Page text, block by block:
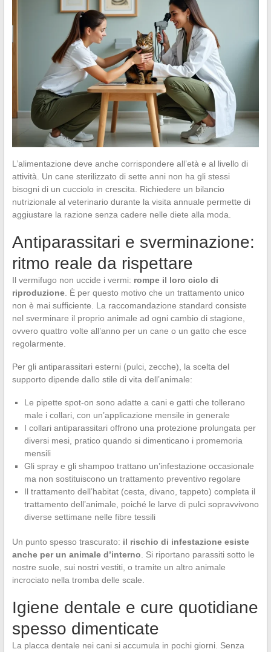
L’alimentazione deve anche corrispondere all’età e al livello di
attività. Un cane sterilizzato di sette anni non ha gli stessi
bisogni di un cucciolo in crescita. Richiedere un bilancio
nutrizionale al veterinario durante la visita annuale permette di
aggiustare la razione senza cadere nelle diete alla moda.
Antiparassitari e sverminazione:
ritmo reale da rispettare
Il vermifugo non uccide i vermi: rompe il loro ciclo di
riproduzione. È per questo motivo che un trattamento unico
non è mai sufficiente. La raccomandazione standard consiste
nel sverminare il proprio animale ad ogni cambio di stagione,
ovvero quattro volte all’anno per un cane o un gatto che esce
regolarmente.
Per gli antiparassitari esterni (pulci, zecche), la scelta del
supporto dipende dallo stile di vita dell’animale:
Le pipette spot-on sono adatte a cani e gatti che tollerano
male i collari, con un’applicazione mensile in generale
I collari antiparassitari offrono una protezione prolungata per
diversi mesi, pratico quando si dimenticano i promemoria
mensili
Gli spray e gli shampoo trattano un’infestazione occasionale
ma non sostituiscono un trattamento preventivo regolare
Il trattamento dell’habitat (cesta, divano, tappeto) completa il
trattamento dell’animale, poiché le larve di pulci sopravvivono
diverse settimane nelle fibre tessili
Un punto spesso trascurato: il rischio di infestazione esiste
anche per un animale d’interno . Si riportano parassiti sotto le
nostre suole, sui nostri vestiti, o tramite un altro animale
incrociato nella tromba delle scale.
Igiene dentale e cure quotidiane
spesso dimenticate
La placca dentale nei cani si accumula in pochi giorni. Senza